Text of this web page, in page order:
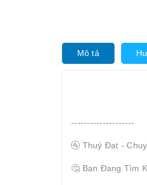
Mô tả
--------------------
🚰 Thuý Đạt -
🤔 Bạn Đang Tìm